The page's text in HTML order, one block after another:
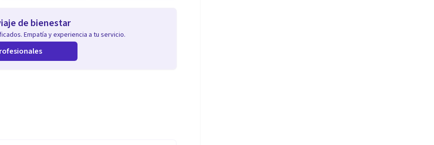
de bienestar
Empatía y experiencia a tu servicio.